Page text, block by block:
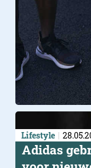
Lifestyle
Adidas